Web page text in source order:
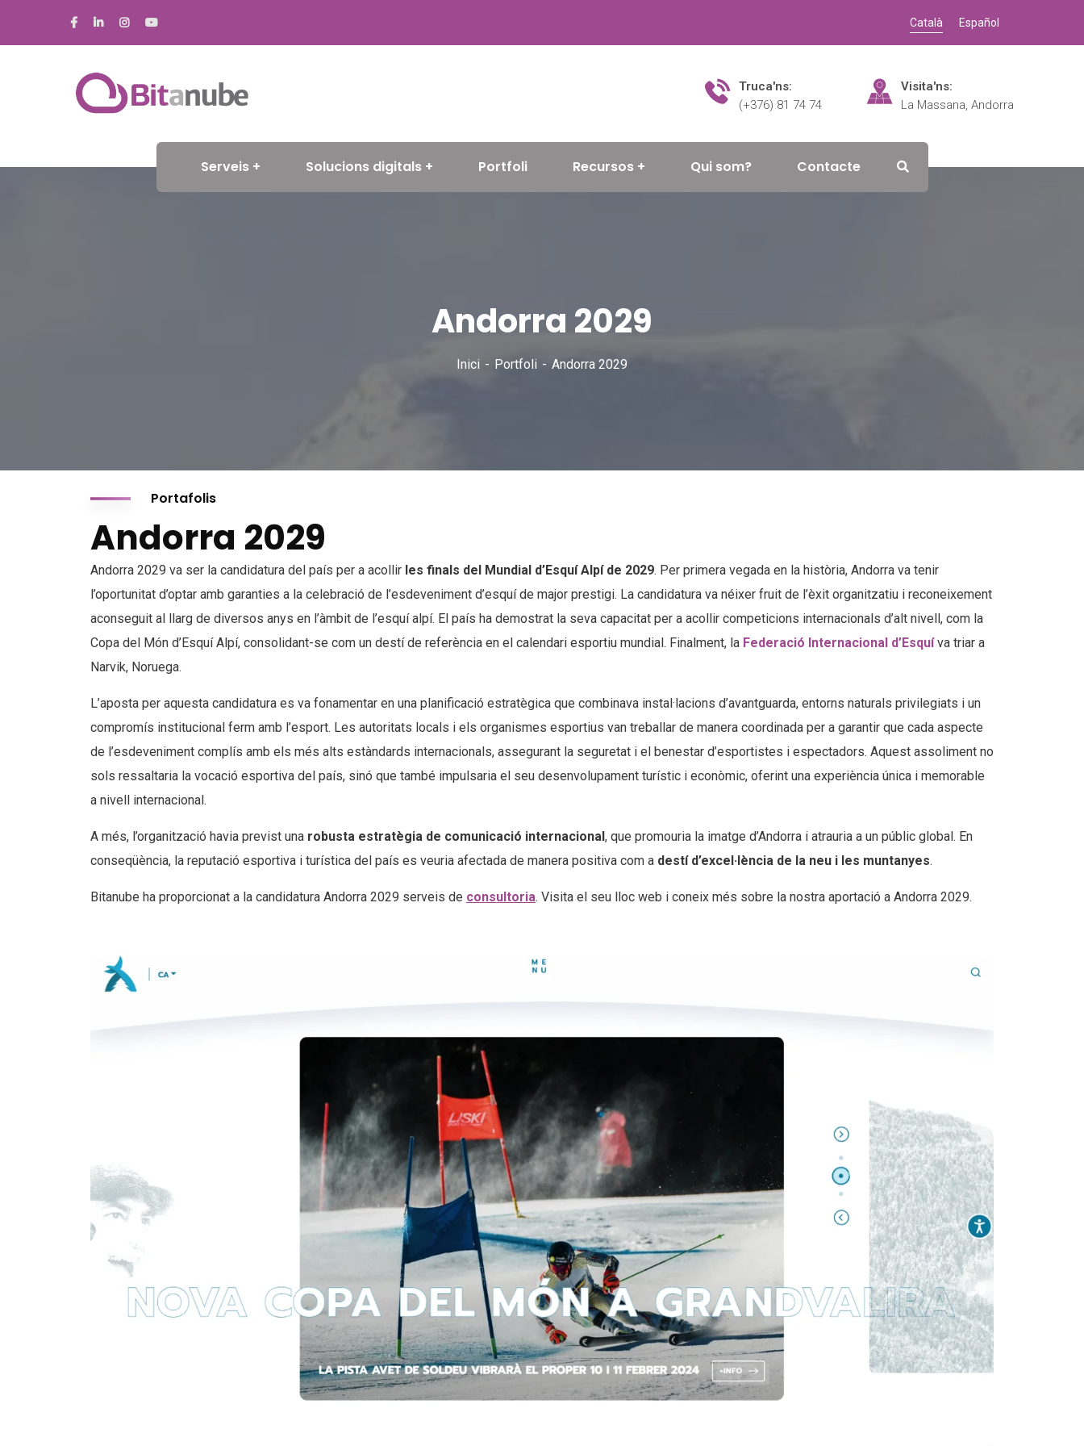
Català Español
Truca'ns:
(+376) 81 74 74
Visita'ns:
La Massana, Andorra
Serveis Solucions digitals Portfoli Recursos Qui som? Contacte
Andorra 2029
Inici Portfoli Andorra 2029
Portafolis
Andorra 2029
Andorra 2029 va ser la candidatura del país per a acollir les finals del Mundial d’Esquí Alpí de 2029. Per primera vegada en la història, Andorra va tenir
l’oportunitat d’optar amb garanties a la celebració de l’esdeveniment d’esquí de major prestigi. La candidatura va néixer fruit de l’èxit organitzatiu i reconeixement
aconseguit al llarg de diversos anys en l’àmbit de l’esquí alpí. El país ha demostrat la seva capacitat per a acollir competicions internacionals d’alt nivell, com la
Copa del Món d’Esquí Alpí, consolidant-se com un destí de referència en el calendari esportiu mundial. Finalment, la Federació Internacional d’Esquíva triar a
Narvik, Noruega.
L’aposta per aquesta candidatura es va fonamentar en una planificació estratègica que combinava instal·lacions d’avantguarda, entorns naturals privilegiats i un
compromís institucional ferm amb l’esport. Les autoritats locals i els organismes esportius van treballar de manera coordinada per a garantir que cada aspecte
de l’esdeveniment complís amb els més alts estàndards internacionals, assegurant la seguretat i el benestar d’esportistes i espectadors. Aquest assoliment no
sols ressaltaria la vocació esportiva del país, sinó que també impulsaria el seu desenvolupament turístic i econòmic, oferint una experiència única i memorable
a nivell internacional.
A més, l’organització havia previst una robusta estratègia de comunicació internacional , que promouria la imatge d’Andorra i atrauria a un públic global. En
conseqüència, la reputació esportiva i turística del país es veuria afectada de manera positiva com a destí d’excel·lència de la neu i les muntanyes.
Bitanube ha proporcionat a la candidatura Andorra 2029 serveis de consultoria. Visita el seu lloc web i coneix més sobre la nostra aportació a Andorra 2029.